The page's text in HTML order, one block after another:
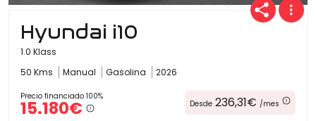
Hyundai i10
1.0 Klass
50 Kms
Manual Gasolina 2026
Precio financiado 100%
15.180€ Desde 236,31€ /mes